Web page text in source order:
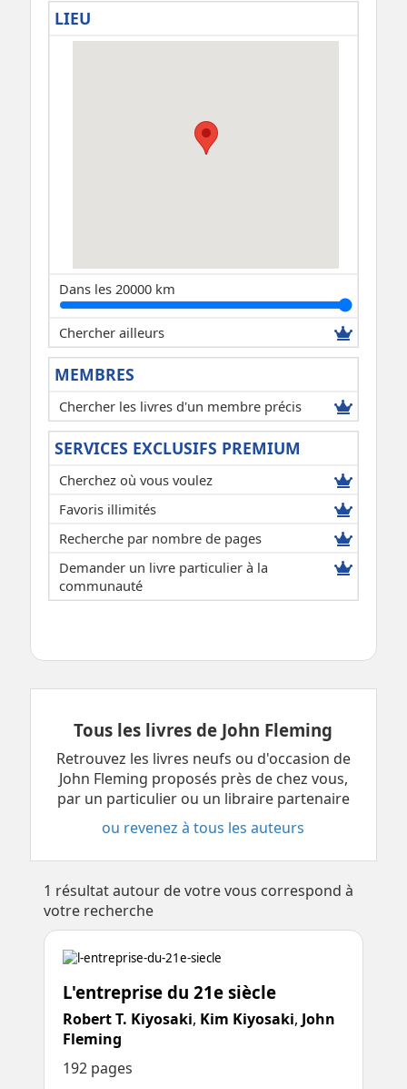
LIEU
Dans les 20000 km
Chercher ailleurs
MEMBRES
Chercher les livres d'un membre précis
SERVICES EXCLUSIFS PREMIUM
Cherchez où vous voulez
Favoris illimités
Recherche par nombre de pages
Demander un livre particulier à la
communauté
Tous les livres de John Fleming
Retrouvez les livres neufs ou d'occasion de
John Fleming proposés près de chez vous,
par un particulier ou un libraire partenaire
ou revenez à tous les auteurs
1 résultat autour de votre vous correspond à
votre recherche
L'entreprise du 21e siècle
Robert T. Kiyosaki, Kim Kiyosaki, John
Fleming
192 pages